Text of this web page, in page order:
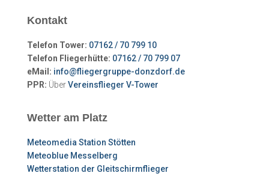
Kontakt
Telefon Tower: 07162 / 70 799 10
Telefon Fliegerhütte: 07162 / 70 799 07
eMail: info@fliegergruppe-donzdorf.de
PPR: ÜberVereinsflieger V-Tower
Wetter am Platz
Meteomedia Station Stötten
Meteoblue Messelberg
Wetterstation der Gleitschirmflieger